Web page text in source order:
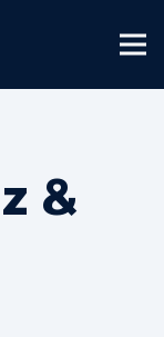
&